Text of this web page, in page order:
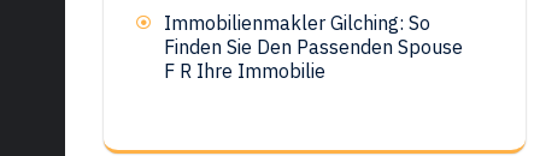
Immobilienmakler Gilching: So
Finden Sie Den Passenden Spouse
F R Ihre Immobilie